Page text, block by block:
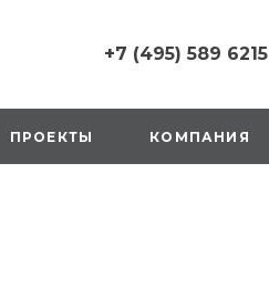
+7 (495) 589 6215
+7 (495) 589 6215
г. Москва, Русаковская
ул., д.1, вход с улицы со
стороны ТТК
ПРОЕКТЫ КОМПАНИЯ